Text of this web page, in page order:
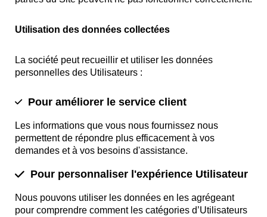
Utilisation des données collectées
La société peut recueillir et utiliser les données
personnelles des Utilisateurs :
Pour améliorer le service client
Les informations que vous nous fournissez nous
permettent de répondre plus efficacement à vos
demandes et à vos besoins d'assistance.
Pour personnaliser l'expérience Utilisateur
Nous pouvons utiliser les données en les agrégeant
pour comprendre comment les catégories d’Utilisateurs